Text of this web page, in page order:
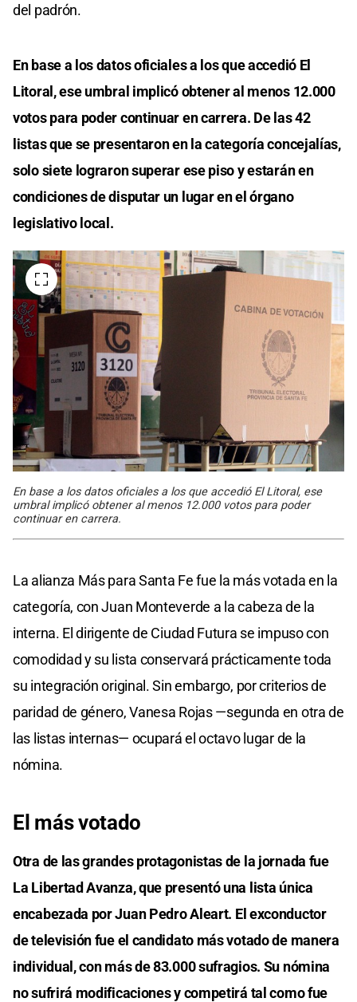
del padrón.
En base a los datos oficiales a los que accedió El
Litoral, ese umbral implicó obtener al menos 12.000
votos para poder continuar en carrera. De las 42
listas que se presentaron en la categoría concejalías,
solo siete lograron superar ese piso y estarán en
condiciones de disputar un lugar en el órgano
legislativo local.
En base a los datos oficiales a los que accedió El Litoral, ese
umbral implicó obtener al menos 12.000 votos para poder
continuar en carrera.
La alianza Más para Santa Fe fue la más votada en la
categoría, con Juan Monteverde a la cabeza de la
interna. El dirigente de Ciudad Futura se impuso con
comodidad y su lista conservará prácticamente toda
su integración original. Sin embargo, por criterios de
paridad de género, Vanesa Rojas —segunda en otra de
las listas internas— ocupará el octavo lugar de la
nómina.
El más votado
Otra de las grandes protagonistas de la jornada fue
La Libertad Avanza, que presentó una lista única
encabezada por Juan Pedro Aleart. El exconductor
de televisión fue el candidato más votado de manera
individual, con más de 83.000 sufragios. Su nómina
no sufrirá modificaciones y competirá tal como fue